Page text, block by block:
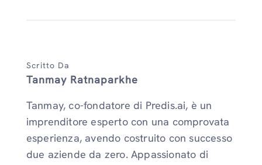
Scritto Da
Tanmay Ratnaparkhe
Tanmay, co-fondatore di Predis.ai, è un
imprenditore esperto con una comprovata
esperienza, avendo costruito con successo
due aziende da zero. Appassionato di